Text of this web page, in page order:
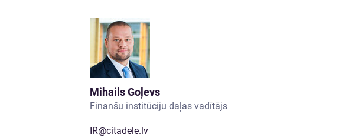
Mihails Goļevs
Finanšu institūciju daļas vadītājs
IR@citadele.lv